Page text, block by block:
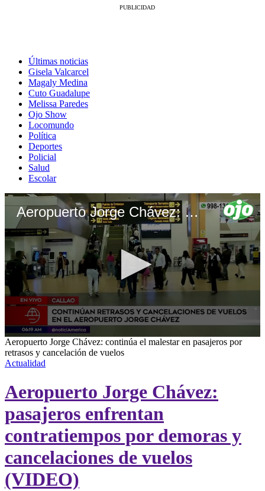
Últimas noticias
Gisela Valcarcel
Magaly Medina
Cuto Guadalupe
Melissa Paredes
Ojo Show
Locomundo
Política
Deportes
Policial
Salud
Escolar
Aeropuerto Jorge Chávez: continúa el malestar en pasajeros por retrasos y cancelación de vuelos
0
seconds
of
6
9
seconds
Aeropuerto Jorge Chávez: continúa el malestar en pasajeros por
retrasos y cancelación de vuelos
Actualidad
Aeropuerto Jorge Chávez:
pasajeros enfrentan
contratiempos por demoras y
cancelaciones de vuelos
(VIDEO)